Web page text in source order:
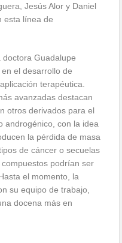
Jesús Alor y Daniel
esta línea de
Guadalupe
el desarrollo de
terapéutica.
avanzadas destacan
otros derivados para el
androgénico, con la idea
la pérdida de masa
de cáncer o secuelas
podrían ser
el momento, la
su equipo de trabajo,
docena más en